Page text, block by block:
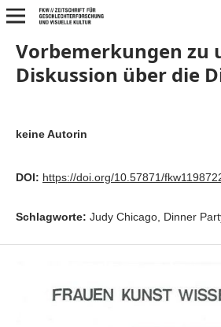
Vorbemerkungen zu
Diskussion über die
keine Autorin
DOI: https://doi.org/10.57871/
Schlagworte: Judy Chicago, Dinner